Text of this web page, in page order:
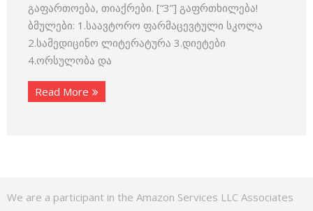
გაფართოება, თიაქრები. [“3”] გაფრთხილება!
ბმულები: 1.საავტორო ფარმაცევტული სკოლა
2.სამედიცინო ლიტერატურა 3.დიეტები
4.ორსულობა და
Read More
We are a participant in the Amazon Services LLC Associates